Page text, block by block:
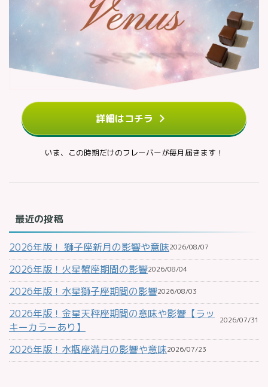
詳細はコチラ
いま、この時期だけのフレーバーが毎月届きます！
最近の投稿
2026年版！ 獅子座新月の影響や意味2026/08/07
2026年版！火星蟹座期間の影響2026/08/04
2026年版！水星獅子座期間の影響2026/08/03
2026年版！金星天秤座期間の意味や影響【ラッ
キーカラーあり】
2026/07/31
2026年版！水瓶座満月の影響や意味2026/07/23